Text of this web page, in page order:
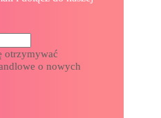
otrzymywać
o nowych